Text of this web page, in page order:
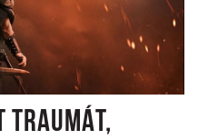
TRAUMÁT,